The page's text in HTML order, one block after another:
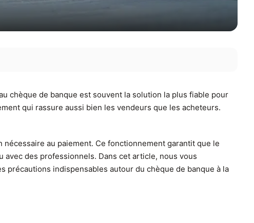
chèque de banque est souvent la solution la plus fiable pour
qui rassure aussi bien les vendeurs que les acheteurs.
au paiement. Ce fonctionnement garantit que le
des professionnels. Dans cet article, nous vous
indispensables autour du chèque de banque à la